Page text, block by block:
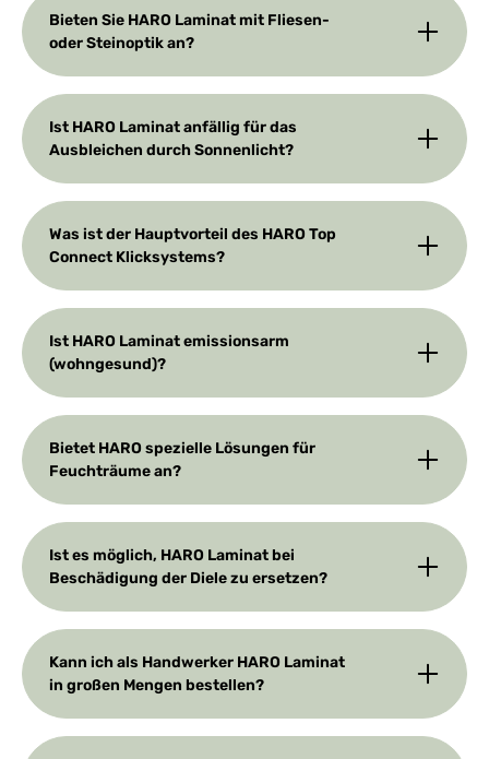
Bieten Sie HARO Laminat mit Fliesen-
oder Steinoptik an?
Ist HARO Laminat anfällig für das
Ausbleichen durch Sonnenlicht?
Was ist der Hauptvorteil des HARO Top
Connect Klicksystems?
Ist HARO Laminat emissionsarm
(wohngesund)?
Bietet HARO spezielle Lösungen für
Feuchträume an?
Ist es möglich, HARO Laminat bei
Beschädigung der Diele zu ersetzen?
Kann ich als Handwerker HARO Laminat
in großen Mengen bestellen?